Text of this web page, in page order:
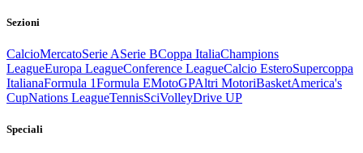
Sezioni
CalcioMercatoSerie ASerie BCoppa ItaliaChampions
LeagueEuropa LeagueConference LeagueCalcio EsteroSupercoppa
ItalianaFormula 1Formula EMotoGPAltri MotoriBasketAmerica's
CupNations LeagueTennisSciVolleyDrive UP
Speciali